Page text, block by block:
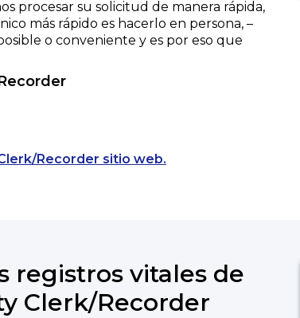
procesar su solicitud de manera rápida,
más rápido es hacerlo en persona, –
o conveniente y es por eso que
Recorder sitio web.
registros vitales de
Clerk/Recorder